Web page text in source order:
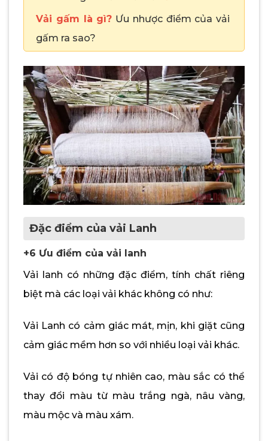
Vải gấm là gì? Ưu nhược điểm của vải
gấm ra sao?
Đặc điểm của vải Lanh
+6 Ưu điểm của vải lanh
Vải lanh có những đặc điểm, tính chất riêng
biệt mà các loại vải khác không có như:
Vải Lanh có cảm giác mát, mịn, khi giặt cũng
cảm giác mềm hơn so với nhiều loại vải khác.
Vải có độ bóng tự nhiên cao, màu sắc có thể
thay đổi màu từ màu trắng ngà, nâu vàng,
màu mộc và màu xám.